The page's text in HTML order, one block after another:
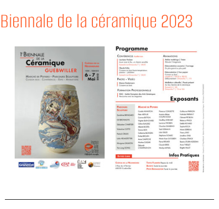
Biennale de la céramique 2023